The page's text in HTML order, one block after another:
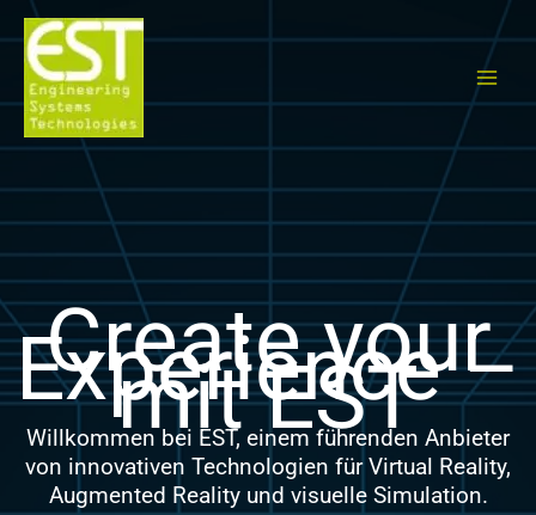
Zum
Inhalt
springen
Create your
Experience –
mit EST
Willkommen bei EST, einem führenden Anbieter
von innovativen Technologien für Virtual Reality,
Augmented Reality und visuelle Simulation.